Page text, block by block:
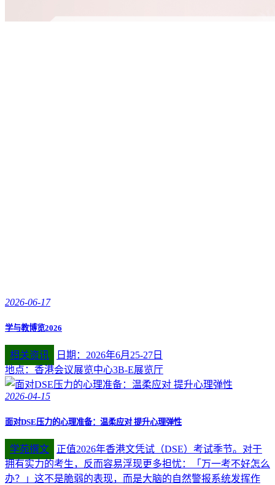
2026-06-17
学与教博览2026
相关资讯
日期：2026年6月25-27日
地点：香港会议展览中心3B-E展览厅
2026-04-15
面对DSE压力的心理准备：温柔应对 提升心理弹性
学苑撰文
正值2026年香港文凭试（DSE）考试季节。对于
拥有实力的考生，反而容易浮现更多担忧：「万一考不好怎么
办？」这不是脆弱的表现，而是大脑的自然警报系统发挥作